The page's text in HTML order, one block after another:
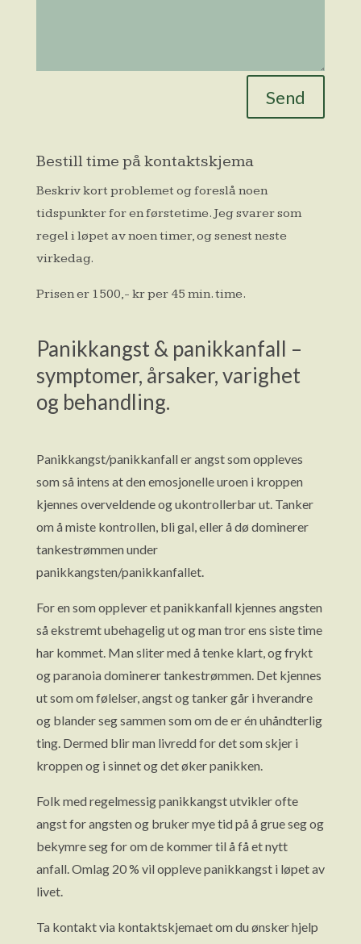
Send
Bestill time på kontaktskjema
Beskriv kort problemet og foreslå noen
tidspunkter for en førstetime. Jeg svarer som
regel i løpet av noen timer, og senest neste
virkedag.
Prisen er 1500,- kr per 45 min. time.
Panikkangst & panikkanfall –
symptomer, årsaker, varighet
og behandling.
Panikkangst/panikkanfall er angst som oppleves
som så intens at den emosjonelle uroen i kroppen
kjennes overveldende og ukontrollerbar ut. Tanker
om å miste kontrollen, bli gal, eller å dø dominerer
tankestrømmen under
panikkangsten/panikkanfallet.
For en som opplever et panikkanfall kjennes angsten
så ekstremt ubehagelig ut og man tror ens siste time
har kommet. Man sliter med å tenke klart, og frykt
og paranoia dominerer tankestrømmen. Det kjennes
ut som om følelser, angst og tanker går i hverandre
og blander seg sammen som om de er én uhåndterlig
ting. Dermed blir man livredd for det som skjer i
kroppen og i sinnet og det øker panikken.
Folk med regelmessig panikkangst utvikler ofte
angst for angsten og bruker mye tid på å grue seg og
bekymre seg for om de kommer til å få et nytt
anfall. Omlag 20 % vil oppleve panikkangst i løpet av
livet.
Ta kontakt via kontaktskjemaet om du ønsker hjelp